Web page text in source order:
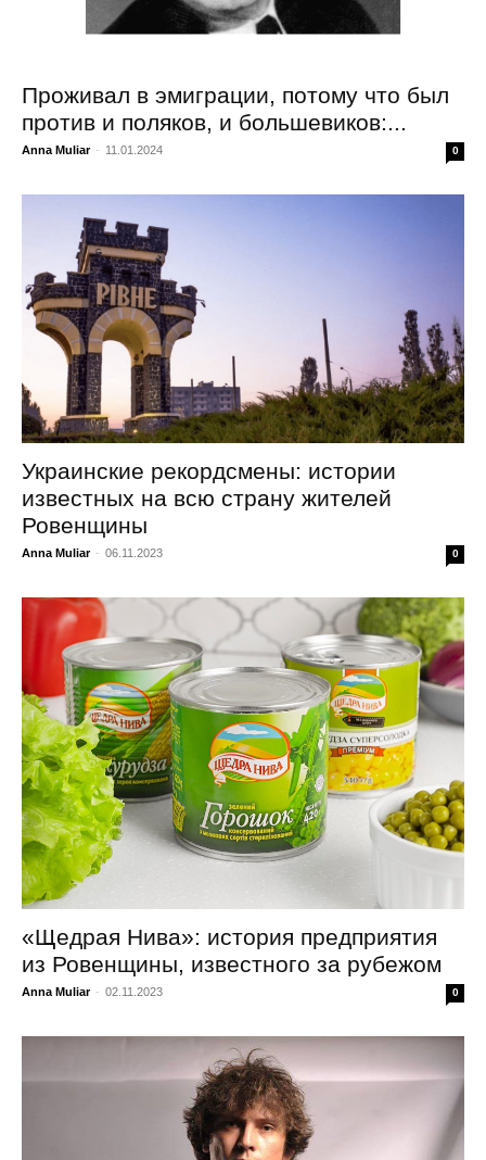
Проживал в эмиграции, потому что был
против и поляков, и большевиков:...
Anna Muliar - 11.01.2024 0
Украинские рекордсмены: истории
известных на всю страну жителей
Ровенщины
Anna Muliar - 06.11.2023 0
«Щедрая Нива»: история предприятия
из Ровенщины, известного за рубежом
Anna Muliar - 02.11.2023 0